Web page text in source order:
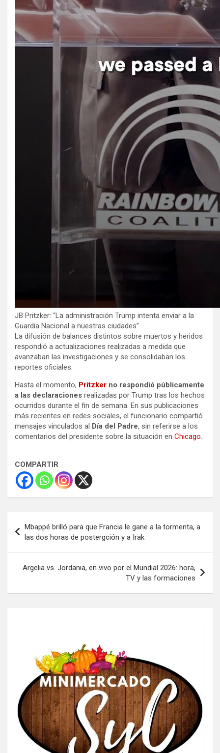
JB Pritzker: “La administración Trump intenta enviar a la
Guardia Nacional a nuestras ciudades”
La difusión de balances distintos sobre muertos y heridos
respondió a actualizaciones realizadas a medida que
avanzaban las investigaciones y se consolidaban los
reportes oficiales.
Hasta el momento, Pritzker no respondió públicamente
a las declaraciones realizadas por Trump tras los hechos
ocurridos durante el fin de semana. En sus publicaciones
más recientes en redes sociales, el funcionario compartió
mensajes vinculados al Día del Padre, sin referirse a los
comentarios del presidente sobre la situación en Chicago.
COMPARTIR
de
entradas
Mbappé brilló para que Francia le gane a la tormenta, a
las dos horas de postergción y a Irak
Argelia vs. Jordania, en vivo por el Mundial 2026: hora,
TV y las formaciones